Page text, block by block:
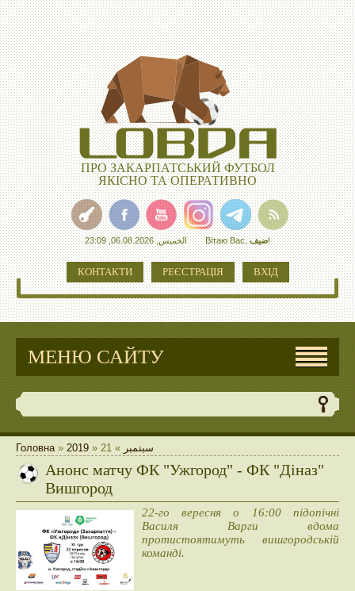
ПРО ЗАКАРПАТСЬКИЙ ФУТБОЛ
ЯКІСНО ТА ОПЕРАТИВНО
الخميس, 06.08.2026, 23:09 Вітаю Вас,ضيف!
КОНТАКТИ РЕЄСТРАЦІЯ ВХІД
МЕНЮ САЙТУ
Головна» 2019 » سبتمبر »
21
Анонс матчу ФК "Ужгород" - ФК "Діназ"
Вишгород
22-го вересня о 16:00 підопічні
Василя Варги вдома
протистоятимуть вишгородській
команді.